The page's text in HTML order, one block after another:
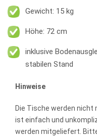
Gewicht: 15 kg
Höhe: 72 cm
inklusive
stabilen Stand
Hinweise
Die Tische werden
ist einfach und
werden mitgeliefert.